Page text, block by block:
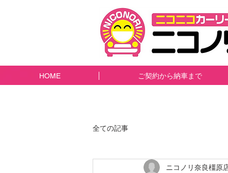
HOME ご契約から納車まで
全ての記事
ニコノリ奈良橿原